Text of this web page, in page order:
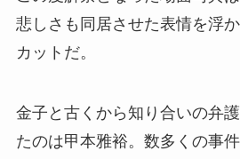
悲しさも同居させた表情を浮
カットだ。
金子と古くから知り合いの弁
たのは甲本雅裕。数多くの事